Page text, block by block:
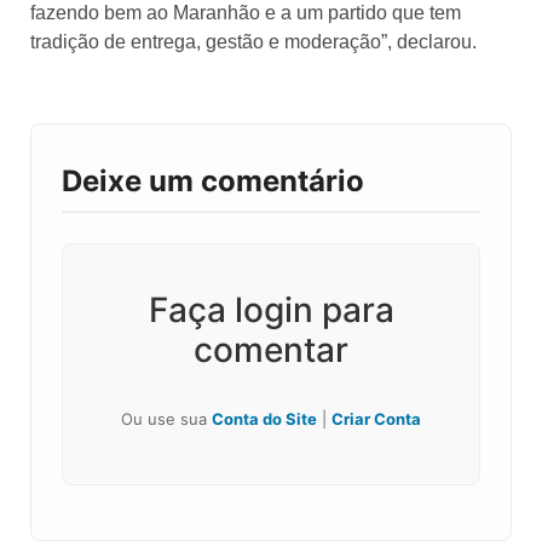
fazendo bem ao Maranhão e a um partido que tem
tradição de entrega, gestão e moderação”, declarou.
Deixe um comentário
Faça login para
comentar
Ou use sua Conta do Site Criar Conta